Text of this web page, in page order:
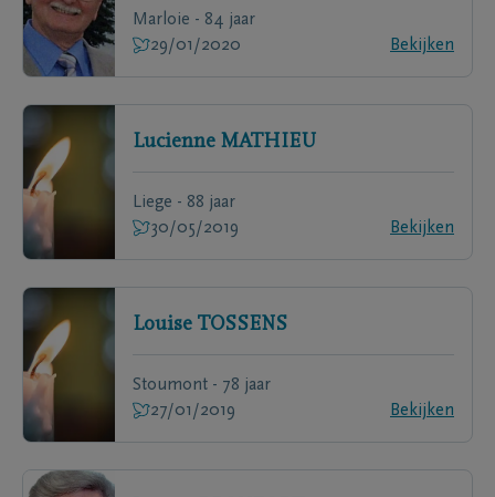
Marloie - 84 jaar
29/01/2020
Bekijken
Lucienne MATHIEU
Liege - 88 jaar
30/05/2019
Bekijken
Louise TOSSENS
Stoumont - 78 jaar
27/01/2019
Bekijken